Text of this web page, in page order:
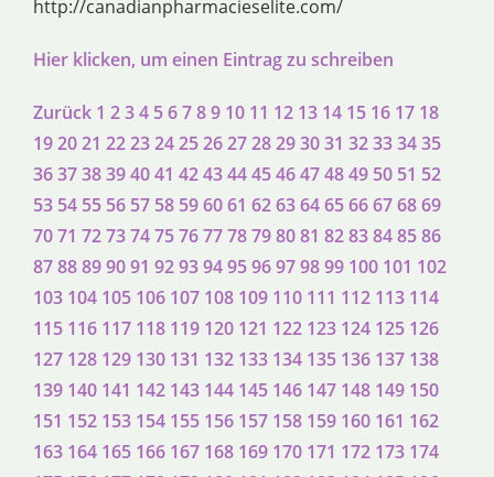
http://canadianpharmacieselite.com/
Hier klicken, um einen Eintrag zu schreiben
Zurück 1 234 56789 10 11 12 13 14 15 16 17 18
192021 22232425262728293031 32333435
363738394041 4243444546474849 50 51 52
53 54 55 56 57 58 596061 6263646566676869
7071 72737475767778798081 8283848586
8788899091 9293949596979899 100 101 102
103 104 105 106 107 108 109 110 111 112 113 114
115 116 117 118 119 120 121 122 123 124 125 126
127 128 129 130 131 132 133 134 135 136 137 138
139 140 141 142 143 144 145 146 147 148 149 150
151 152 153 154 155 156 157 158 159 160 161 162
163 164 165 166 167 168 169 170 171 172 173 174